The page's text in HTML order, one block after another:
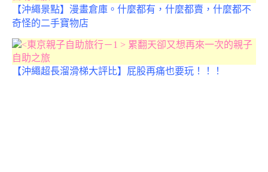
【沖繩景點】漫畫倉庫。什麼都有，什麼都賣，什麼都不
奇怪的二手寶物店
【沖繩超長溜滑梯大評比】 屁股再痛也要玩！！！